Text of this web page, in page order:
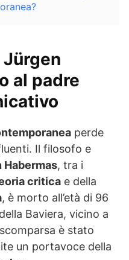
al padre
perde
Il filosofo e
Habermas, tra i
critica e della
, è morto all’età di 96
Baviera, vicino a
è stato
un portavoce della